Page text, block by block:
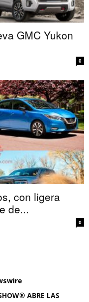
GMC Yukon
0
con ligera
de...
0
ABRE LAS